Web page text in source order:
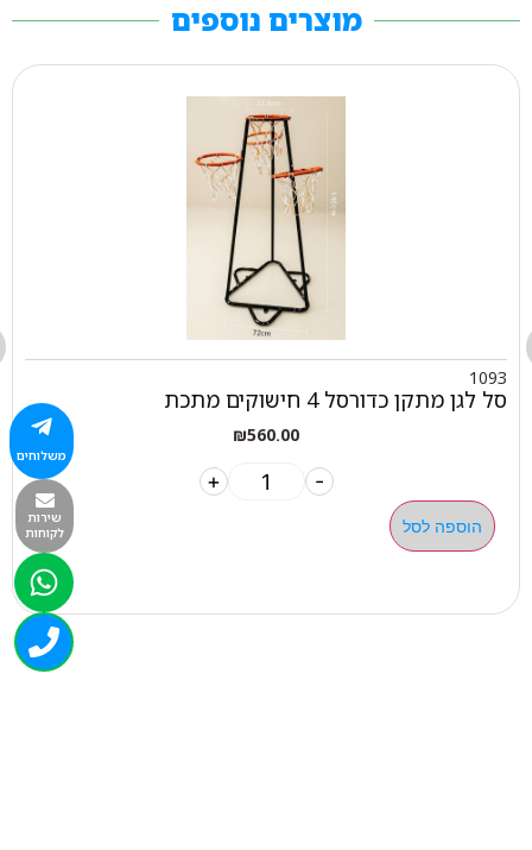
מוצרים נוספים
1093
סל לגן מתקן כדורסל 4 חישוקים מתכת
₪560.00
-
+
הוספה לסל
משלוחים
שירות
לקוחות